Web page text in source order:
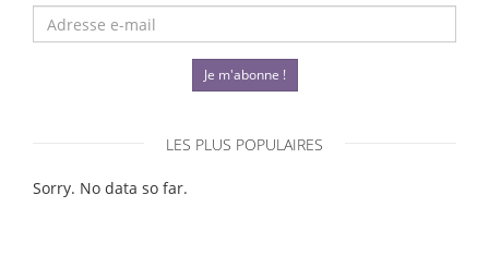
Je m'abonne !
LES PLUS POPULAIRES
Sorry. No data so far.